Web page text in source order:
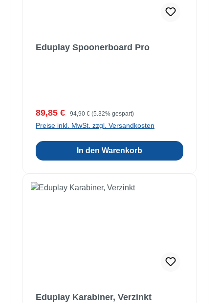
Eduplay Spoonerboard Pro
Verkaufspreis:
89,85 € Regulärer Preis:
94,90 € (5.32% gespart)
Preise inkl. MwSt. zzgl. Versandkosten
In den Warenkorb
Eduplay Karabiner, Verzinkt